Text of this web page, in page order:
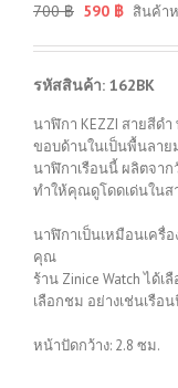
700฿ 590 ฿ สินค้า
รหัสสินค้า: 162BK
นาฬิกา KEZZI สายสีด
ขอบด้านในเป็นพื้นลาย
นาฬิกาเรือนนี้ ผลิตจา
ทำให้คุณดูโดดเด่นในส
นาฬิกาเป็นเหมือนเครื่
คุณ
ร้าน Zinice Watch ได้
เลือกชม อย่างเช่นเรือ
หน้าปัดกว้าง: 2.8 ซม.